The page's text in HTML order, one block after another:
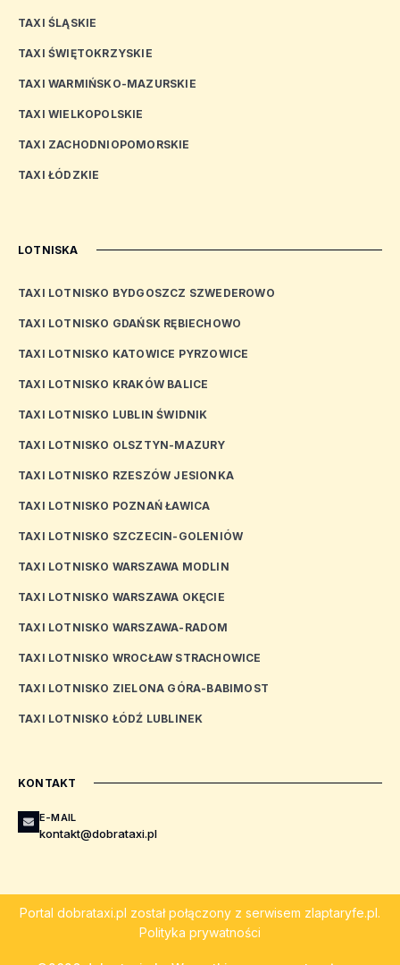
TAXI ŚLĄSKIE
TAXI ŚWIĘTOKRZYSKIE
TAXI WARMIŃSKO-MAZURSKIE
TAXI WIELKOPOLSKIE
TAXI ZACHODNIOPOMORSKIE
TAXI ŁÓDZKIE
LOTNISKA
TAXI LOTNISKO BYDGOSZCZ SZWEDEROWO
TAXI LOTNISKO GDAŃSK RĘBIECHOWO
TAXI LOTNISKO KATOWICE PYRZOWICE
TAXI LOTNISKO KRAKÓW BALICE
TAXI LOTNISKO LUBLIN ŚWIDNIK
TAXI LOTNISKO OLSZTYN-MAZURY
TAXI LOTNISKO RZESZÓW JESIONKA
TAXI LOTNISKO POZNAŃ ŁAWICA
TAXI LOTNISKO SZCZECIN-GOLENIÓW
TAXI LOTNISKO WARSZAWA MODLIN
TAXI LOTNISKO WARSZAWA OKĘCIE
TAXI LOTNISKO WARSZAWA-RADOM
TAXI LOTNISKO WROCŁAW STRACHOWICE
TAXI LOTNISKO ZIELONA GÓRA-BABIMOST
TAXI LOTNISKO ŁÓDŹ LUBLINEK
KONTAKT
E-MAIL
kontakt@dobrataxi.pl
Portal dobrataxi.pl został połączony z serwisem zlaptaryfe.pl.
Polityka prywatności